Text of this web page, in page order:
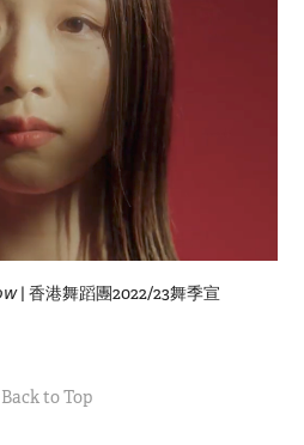
| 香港舞蹈團2022/23舞季宣
Back to Top